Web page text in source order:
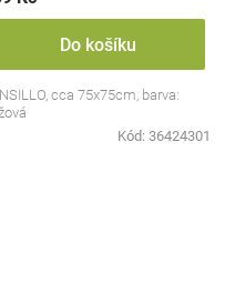
Do košíku
cca 75x75cm, barva:
Kód: 36424301